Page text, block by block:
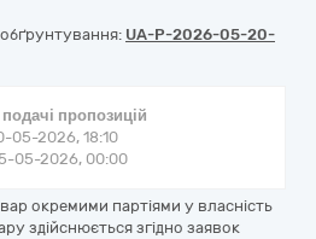
обґрунтування: UA-P-2026-05-20-
подачі пропозицій
05-2026, 18:10
05-2026, 00:00
окремими партіями у власність
здійснюється згідно заявок